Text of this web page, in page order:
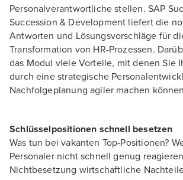
Personalverantwortliche stellen. SAP
Succession & Development liefert die
Antworten und Lösungsvorschläge für
Transformation von HR-Prozessen.
das Modul viele Vorteile, mit denen Sie
durch eine strategische
Nachfolgeplanung agiler machen
Schlüsselpositionen schnell besetzen
Was tun bei vakanten Top-Positionen?
Personaler nicht schnell genug
Nichtbesetzung wirtschaftliche